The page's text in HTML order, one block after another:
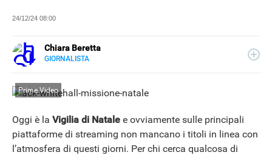
24/12/24 08:00
Chiara Beretta
GIORNALISTA
Tecnologia scrive di serie tv, film e spettacolo.
Prime Video
Oggi è la Vigilia di Natale e ovviamente sulle principali
piattaforme di streaming non mancano i titoli in linea con
l’atmosfera di questi giorni. Per chi cerca qualcosa di